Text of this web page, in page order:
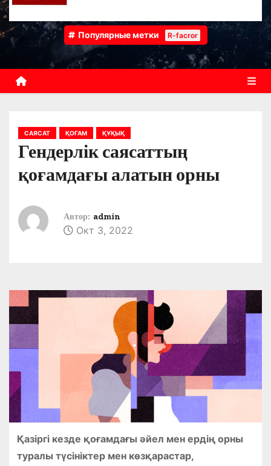
Популярные метки R-facror
САЯСАТ ҚОҒАМ ҚҰҚЫҚ
Гендерлік саясаттың
қоғамдағы алатын орны
Автор: admin
Окт 3, 2022
Қазіргі кезде қоғамдағы әйел мен ердің орны
туралы түсініктер мен көзқарастар,